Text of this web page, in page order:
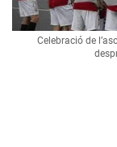
Celebració de